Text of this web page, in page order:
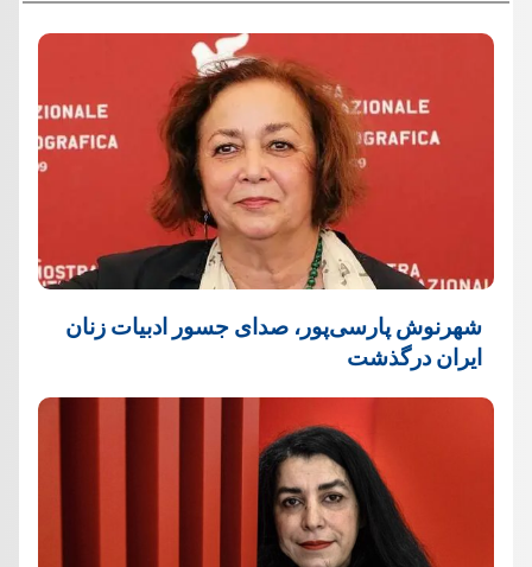
شهرنوش پارسی‌پور، صدای جسور ادبیات زنان
ایران درگذشت